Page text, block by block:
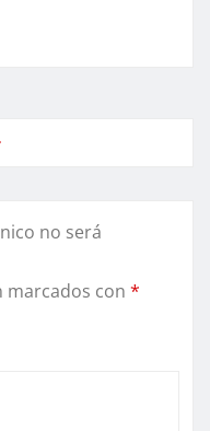
no será
marcados con *